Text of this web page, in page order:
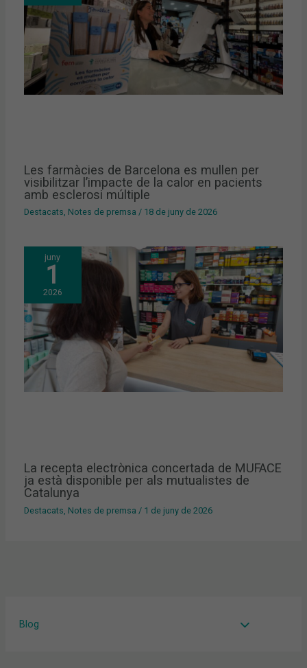
Blog
Les farmàcies de Barcelona es mullen per
visibilitzar l’impacte de la calor en pacients
amb esclerosi múltiple
Destacats, Notes de premsa / 18 de juny de 2026
juny
1
2026
La recepta electrònica concertada de MUFACE
ja està disponible per als mutualistes de
Catalunya
Destacats Notes de premsa / 1 de juny de 2026